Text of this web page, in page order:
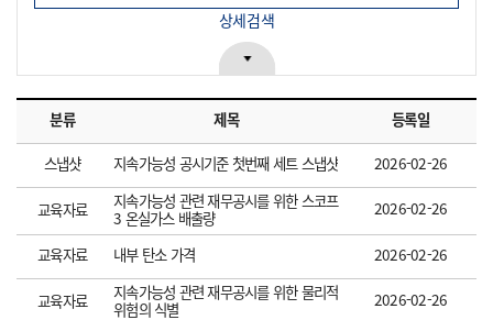
상세검색
분류 제목 등록일
스냅샷 지속가능성 공시기준 첫번째 세트 스냅샷 2026-02-26
교육자료
지속가능성 관련 재무공시를 위한 스코프
3 온실가스 배출량
2026-02-26
교육자료 내부 탄소 가격 2026-02-26
교육자료
지속가능성 관련 재무공시를 위한 물리적
위험의 식별
2026-02-26